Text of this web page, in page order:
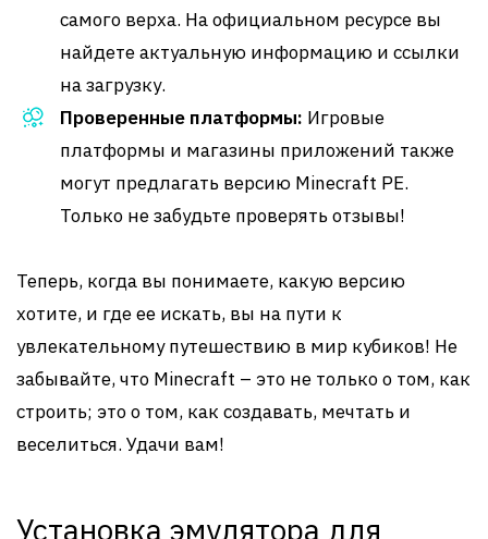
самого верха. На официальном ресурсе вы
найдете актуальную информацию и ссылки
на загрузку.
Проверенные платформы: Игровые
платформы и магазины приложений также
могут предлагать версию Minecraft PE.
Только не забудьте проверять отзывы!
Теперь, когда вы понимаете, какую версию
хотите, и где ее искать, вы на пути к
увлекательному путешествию в мир кубиков! Не
забывайте, что Minecraft – это не только о том, как
строить; это о том, как создавать, мечтать и
веселиться. Удачи вам!
Установка эмулятора для